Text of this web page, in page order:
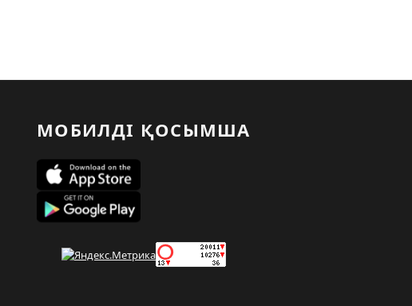
МОБИЛДІ ҚОСЫМША